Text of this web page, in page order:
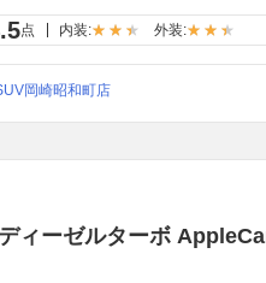
点 内装: 外装:
岡崎昭和町店
ィーゼルターボ